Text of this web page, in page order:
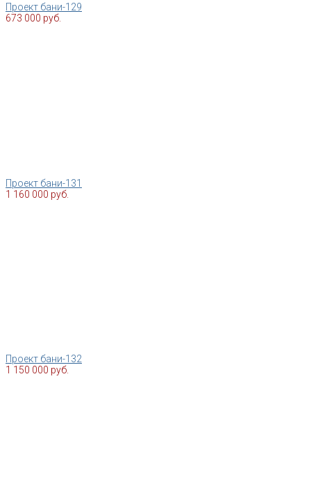
Проект бани-129
673 000 руб.
Проект бани-131
1 160 000 руб.
Проект бани-132
1 150 000 руб.